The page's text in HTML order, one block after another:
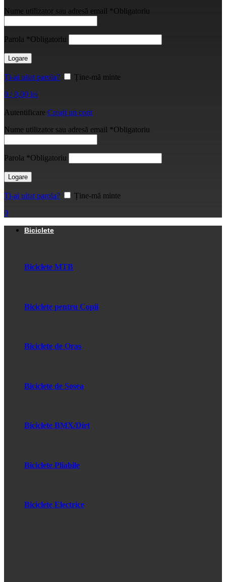
Nume utilizator sau adresă email *Obligatoriu
Parola *Obligatoriu
Logare
Ți-ai uitat parola?
Ține-mă minte
0 / 0,00 lei
Autentificare Creați un cont
Nume utilizator sau adresă email *Obligatoriu
Parola *Obligatoriu
Logare
Ți-ai uitat parola?
Ține-mă minte
0
Biciclete
Biciclete MTB
Biciclete pentru Copii
Biciclete de Oras
Biciclete de Sosea
Biciclete BMX/Dirt
Biciclete Pliabile
Biciclete Electrice